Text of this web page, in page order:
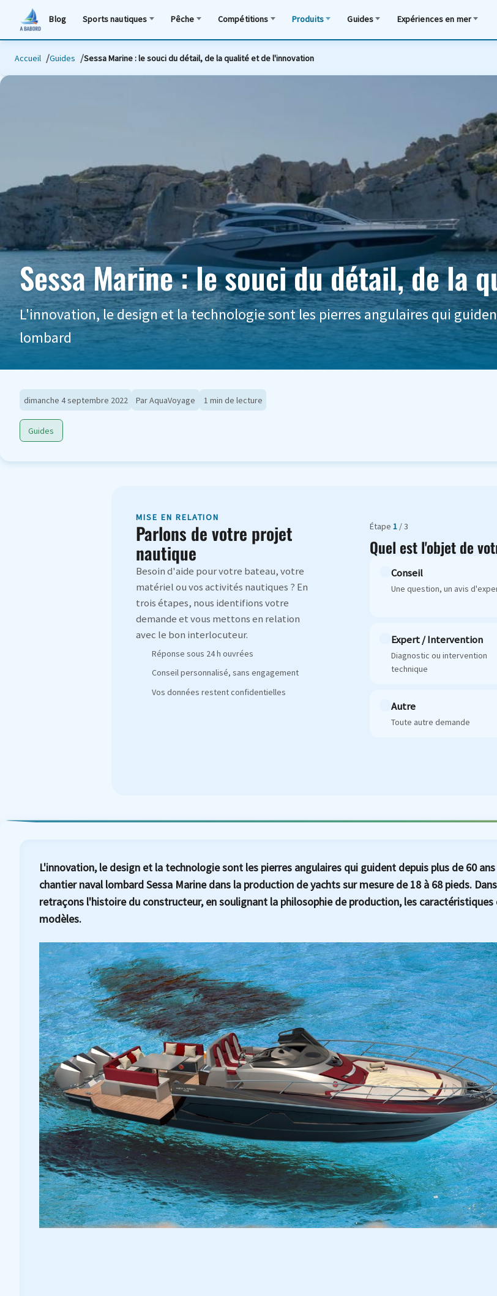
Blog Sports nautiques Pêche Compétitions Produits Guides Expériences en mer
Accueil Guides Sessa Marine : le souci du détail, de la qualité et de l'innovation
Sessa Marine : le souci du détail, de la
L'innovation, le design et la technologie sont les pierres angulaires qui
lombard
dimanche 4 septembre 2022 Par AquaVoyage 1 min de lecture
Guides
MISE EN RELATION
Parlons de votre projet
nautique
Besoin d'aide pour votre bateau, votre
matériel ou vos activités nautiques ? En
trois étapes, nous identifions votre
demande et vous mettons en relation
avec le bon interlocuteur.
Réponse sous 24 h ouvrées
Conseil personnalisé, sans engagement
Vos données restent confidentielles
Étape1 / 3
Quel est l'objet de
Conseil
Une question, un avis
Expert / Intervention
Diagnostic ou intervention
technique
Autre
Toute autre demande
L'innovation, le design et la technologie sont les pierres angulaires qui guident depuis plus de 60
chantier naval lombard Sessa Marine dans la production de yachts sur mesure de 18 à 68 pieds.
retraçons l'histoire du constructeur, en soulignant la philosophie de production, les caractéristiques
modèles.